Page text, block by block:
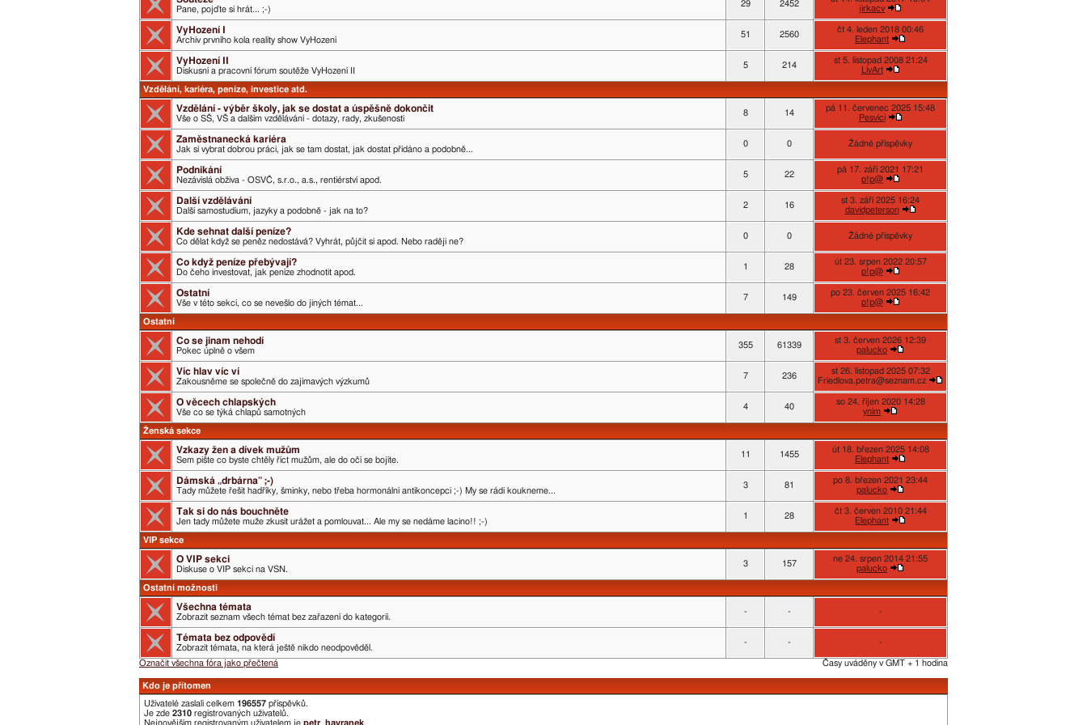
Pane, pojďte si hrát... ;-)
29 2452
jirkacv
VyHození I
Archiv prvního kola reality show VyHození
51 2560
čt 4. leden 2018 00:46
Elephant
VyHození II
Diskusní a pracovní fórum soutěže VyHození II
5 214
st 5. listopad 2008 21:24
LivArt
Vzdělání, kariéra, peníze, investice atd.
Vzdělání - výběr školy, jak se dostat a úspěšně dokončit
Vše o SŠ, VŠ a dalším vzdělávání - dotazy, rady, zkušenosti
8 14
pá 11. červenec 2025 15:48
Pesvici
Zaměstnanecká kariéra
Jak si vybrat dobrou práci, jak se tam dostat, jak dostat přidáno a podobně...
0 0 Žádné příspěvky
Podnikání
Nezávislá obživa - OSVČ, s.r.o., a.s., rentiérství apod.
5 22
pá 17. září 2021 17:21
p!p@
Další vzdělávání
Další samostudium, jazyky a podobně - jak na to?
2 16
st 3. září 2025 16:24
davidpeterson
Kde sehnat další peníze?
Co dělat když se peněz nedostává? Vyhrát, půjčit si apod. Nebo raději ne?
0 0 Žádné příspěvky
Co když peníze přebývají?
Do čeho investovat, jak peníze zhodnotit apod.
1 28
út 23. srpen 2022 20:57
p!p@
Ostatní
Vše v této sekci, co se nevešlo do jiných témat...
7 149
po 23. červen 2025 16:42
p!p@
Ostatní
Co se jinam nehodí
Pokec úplně o všem
355 61339
st 3. červen 2026 12:39
palucko
Víc hlav víc ví
Zakousněme se společně do zajímavých výzkumů
7 236
st 26. listopad 2025 07:32
Friedlova.petra@seznam.cz
O věcech chlapských
Vše co se týká chlapů samotných
4 40
so 24. říjen 2020 14:28
ynim
Ženská sekce
Vzkazy žen a dívek mužům
Sem pište co byste chtěly říct mužům, ale do očí se bojíte.
11 1455
út 18. březen 2025 14:08
Elephant
Dámská „drbárna” ;-)
Tady můžete řešit hadříky, šminky, nebo třeba hormonální antikoncepci ;-) My se rádi koukneme...
3 81
po 8. březen 2021 23:44
palucko
Tak si do nás bouchněte
Jen tady můžete muže zkusit urážet a pomlouvat... Ale my se nedáme lacino!! ;-)
1 28
čt 3. červen 2010 21:44
Elephant
VIP sekce
O VIP sekci
Diskuse o VIP sekci na VSN.
3 157
ne 24. srpen 2014 21:55
palucko
Ostatní možnosti
Všechna témata
Zobrazit seznam všech témat bez zařazení do kategorií.
- - -
Témata bez odpovědí
Zobrazit témata, na která ještě nikdo neodpověděl.
- - -
Časy uváděny v GMT + 1 hodina
Označit všechna fóra jako přečtená
Kdo je přítomen
Uživatelé zaslali celkem 196557 příspěvků.
Je zde 2310 registrovaných uživatelů.
Nejnovějším registrovaným uživatelem je petr_havranek.